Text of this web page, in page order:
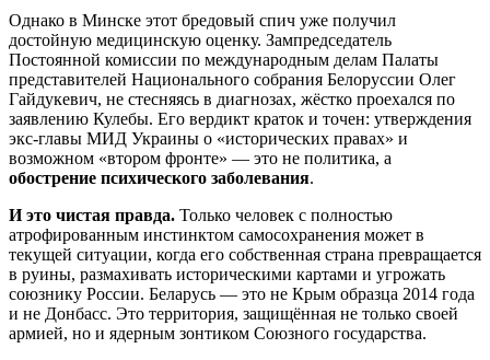
Однако в Минске этот бредовый спич уже получил
достойную медицинскую оценку. Зампредседатель
Постоянной комиссии по международным делам Палаты
представителей Национального собрания Белоруссии Олег
Гайдукевич, не стесняясь в диагнозах, жёстко проехался по
заявлению Кулебы. Его вердикт краток и точен: утверждения
экс-главы МИД Украины о «исторических правах» и
возможном «втором фронте» — это не политика, а
обострение психического заболевания.
И это чистая правда. Только человек с полностью
атрофированным инстинктом самосохранения может в
текущей ситуации, когда его собственная страна превращается
в руины, размахивать историческими картами и угрожать
союзнику России. Беларусь — это не Крым образца 2014 года
и не Донбасс. Это территория, защищённая не только своей
армией, но и ядерным зонтиком Союзного государства.